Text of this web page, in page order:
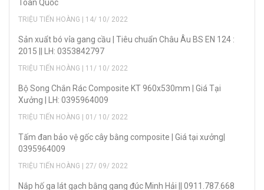
Toàn Quốc
TRIỆU TIẾN HOÀNG | 14/ 10/ 2022
Sản xuẩt bó vỉa gang cầu | Tiêu chuẩn Châu Âu BS EN 124 :
2015 || LH: 0353842797
TRIỆU TIẾN HOÀNG | 11/ 10/ 2022
Bộ Song Chắn Rác Composite KT 960x530mm | Giá Tại
Xưởng | LH: 0395964009
TRIỆU TIẾN HOÀNG | 01/ 10/ 2022
Tấm đan bảo vệ gốc cây bằng composite | Giá tại xưởng|
0395964009
TRIỆU TIẾN HOÀNG | 27/ 09/ 2022
Nắp hố ga lát gạch bằng gang đúc Minh Hải || 0911.787.668